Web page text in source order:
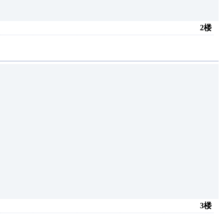
2楼
3楼